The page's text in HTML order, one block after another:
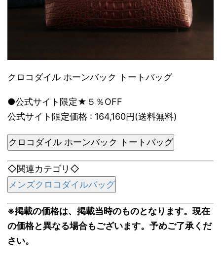
クロコダイル ホーンバック トートバッグ
●公式サイト限定★５％OFF
公式サイト限定価格 : 164,160円(送料無料)
クロコダイル ホーンバック トートバッグ
◇関連カテゴリ◇
メンズクロコダイルバッグ
※掲載の価格は、掲載当時のものとなります。現在
の価格と異なる場合もございます。予めご了承くだ
さい。